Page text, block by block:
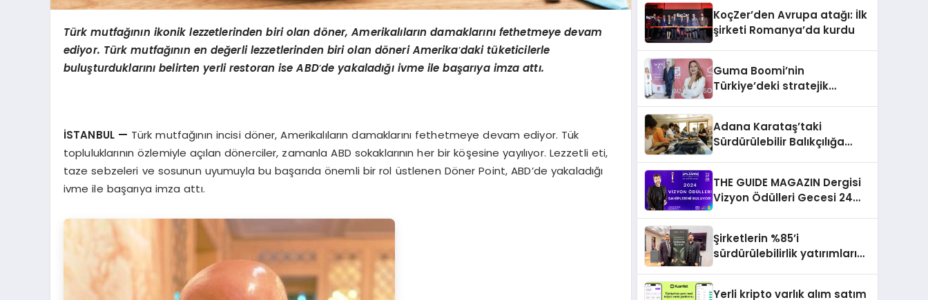
Türk mutfağının ikonik lezzetlerinden biri olan döner, Amerikalıların damaklarını fethetmeye devam
ediyor. Türk mutfağının en değerli lezzetlerinden biri olan döneri Amerika’daki tüketicilerle
buluşturduklarını belirten yerli restoran ise ABD’de yakaladığı ivme ile başarıya imza attı.
İSTANBUL — Türk mutfağının incisi döner, Amerikalıların damaklarını fethetmeye devam ediyor. Tük
topluluklarının özlemiyle açılan dönerciler, zamanla ABD sokaklarının her bir köşesine yayılıyor. Lezzetli eti,
taze sebzeleri ve sosunun uyumuyla bu başarıda önemli bir rol üstlenen Döner Point, ABD’de yakaladığı
ivme ile başarıya imza attı.
KoçZer’den Avrupa atağı: İlk
şirketi Romanya’da kurdu
Guma Boomi’nin
Türkiye’deki stratejik
Adana Karataş’taki
Sürdürülebilir Balıkçılığa
THE GUIDE MAGAZIN Dergisi
Vizyon Ödülleri Gecesi 24
Şirketlerin %85’i
sürdürülebilirlik yatırımlarını
Yerli kripto varlık alım satım